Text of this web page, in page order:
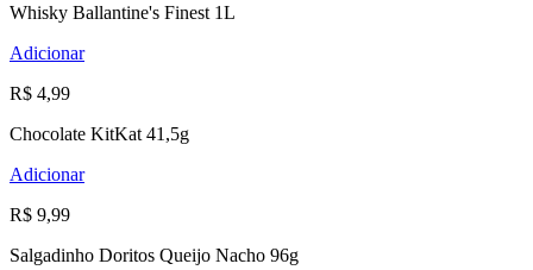
Whisky Ballantine's Finest 1L
Adicionar
R$ 4,99
Chocolate KitKat 41,5g
Adicionar
R$ 9,99
Salgadinho Doritos Queijo Nacho 96g